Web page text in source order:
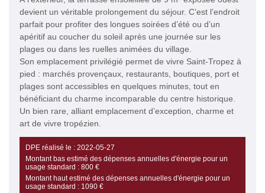
devient un véritable prolongement du séjour. C’est l’endroit
parfait pour profiter des longues soirées d’été ou d’un
apéritif au coucher du soleil après une journée sur les
plages ou dans les ruelles animées du village.
Son emplacement privilégié permet de vivre Saint-Tropez à
pied : marchés provençaux, restaurants, boutiques, port et
plages sont accessibles en quelques minutes, tout en
bénéficiant du charme incomparable du centre historique.
Un bien rare, alliant emplacement d’exception, charme et
art de vivre tropézien.
DPE réalisé le : 2022-05-27
Montant bas estimé des dépenses annuelles d'énergie pour un
usage standard : 800 €
Montant haut estimé des dépenses annuelles d'énergie pour un
usage standard : 1090 €